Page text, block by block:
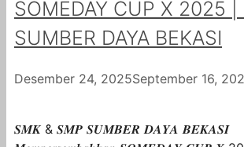
SOMEDAY CUP X 2025 |
SUMBER DAYA BEKASI
Desember 24, 2025September 16,
𝑺𝑴𝑲 & 𝑺𝑴𝑷 𝑺𝑼𝑴𝑩𝑬𝑹 𝑫𝑨𝒀𝑨 𝑩𝑬𝑲𝑨𝑺𝑰